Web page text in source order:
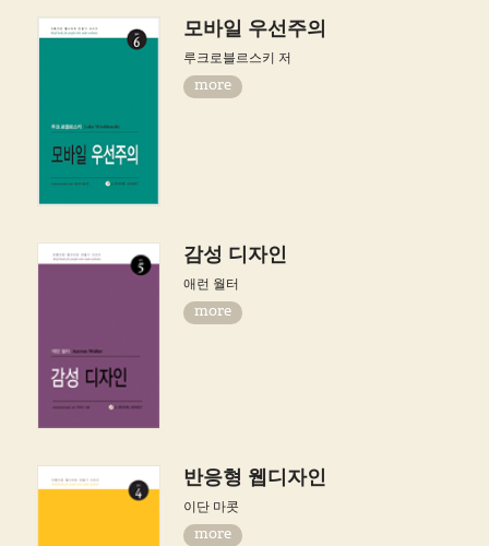
모바일 우선주의
루크로블르스키 저
more
감성 디자인
애런 월터
more
반응형 웹디자인
이단 마콧
more